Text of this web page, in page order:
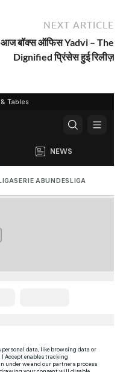
NEXT ARTICLE
आज बॉक्स ऑफिस Yadvi – The
Dignified प्रिंसेस हुई रिलीज़